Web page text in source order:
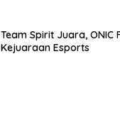
Team Spirit Juara, ONIC
Kejuaraan Esports